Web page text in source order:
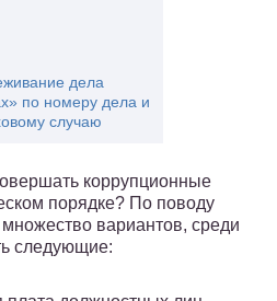
дела
по номеру дела и
случаю
коррупционные
порядке? По поводу
вариантов, среди
следующие: